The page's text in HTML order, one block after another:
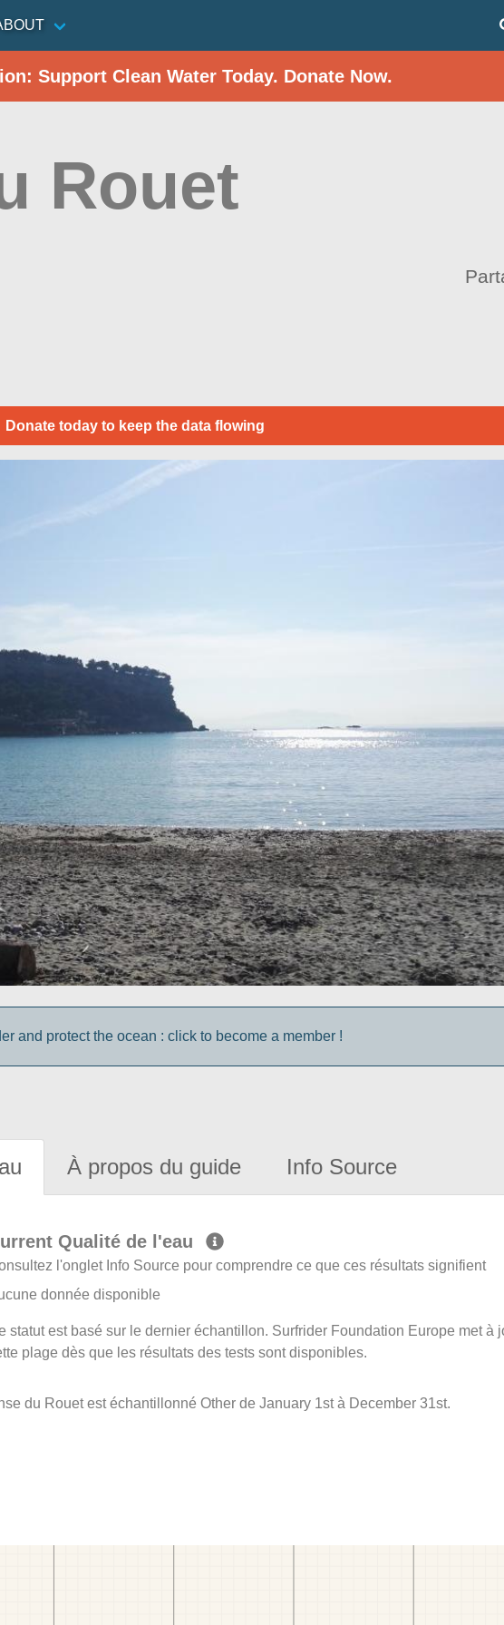
Support Clean Water Today. Donate Now.
Rouet
Donate today to keep the data flowing
and protect the ocean : click to become a member !
À propos du guide Info Source
Qualité de l'eau
l'onglet Info Source pour comprendre ce que ces résultats signifient
donnée disponible
statut est basé sur le dernier échantillon. Surfrider Foundation Europe met à
plage dès que les résultats des tests sont disponibles.
du Rouet est échantillonné Other de January 1st à December 31st.